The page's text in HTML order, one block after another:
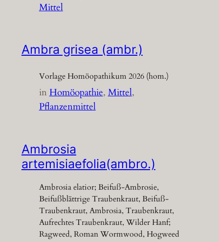
Mittel
Ambra grisea (ambr.)
Vorlage Homöopathikum 2026 (hom.)
inHomöopathie, Mittel
Pflanzenmittel
Ambrosia
artemisiaefolia(ambro.)
Ambrosia elatior; Beifuß-Ambrosie,
Beifußblättrige Traubenkraut, Beifuß-
Traubenkraut, Ambrosia, Traubenkraut,
Aufrechtes Traubenkraut, Wilder Hanf;
Ragweed, Roman Wormwood, Hogweed